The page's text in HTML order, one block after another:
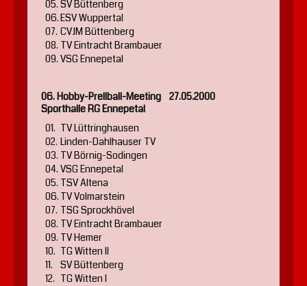
05. SV Büttenberg
06.ESV Wuppertal
07. CVJM Büttenberg
08. TV Eintracht Brambauer
09. VSG Ennepetal
06. Hobby-Prellball-Meeting 27.05.2000
Sporthalle RG Ennepetal
01. TV Lüttringhausen
02. Linden-Dahlhauser TV
03. TV Börnig-Sodingen
04. VSG Ennepetal
05. TSV Altena
06. TV Volmarstein
07. TSG Sprockhövel
08. TV Eintracht Brambauer
09. TV Hemer
10. TG Witten II
11. SV Büttenberg
12. TG Witten I